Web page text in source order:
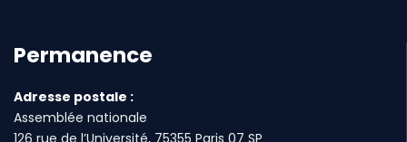
Permanence
Adresse postale :
Assemblée nationale